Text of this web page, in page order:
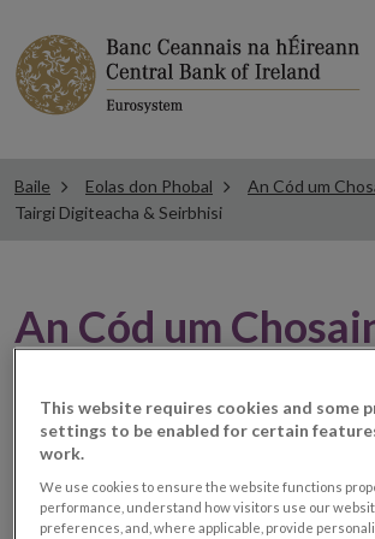
Baile Eolas don Phobal
An Cód um
Tairgi Digiteacha & Seirbhisi
An Cód um
Seirbhísí
Is féidir go leor buntáistí a chur ar fáil
This website requires cookies and some
settings to be enabled for certain
work.
We use cookies to ensure the website functions
performance, understand how visitors use our
preferences, and, where applicable, provide